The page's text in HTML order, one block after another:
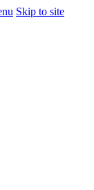
Skip to site